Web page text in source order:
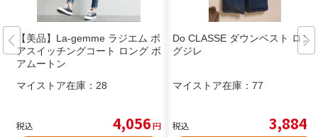
【美品】La-gemme ラジエム ボ
アスイッチングコート ロング ボ
アムートン
マイストア在庫： 28
税込 4,056円
Do CLASSE ダウンベスト ロン
グジレ
マイストア在庫： 77
税込 3,884